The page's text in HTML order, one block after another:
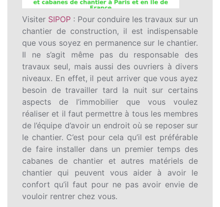
Visiter SIPOP : Pour conduire les travaux sur un
chantier de construction, il est indispensable
que vous soyez en permanence sur le chantier.
Il ne s’agit même pas du responsable des
travaux seul, mais aussi des ouvriers à divers
niveaux. En effet, il peut arriver que vous ayez
besoin de travailler tard la nuit sur certains
aspects de l’immobilier que vous voulez
réaliser et il faut permettre à tous les membres
de l’équipe d’avoir un endroit où se reposer sur
le chantier. C’est pour cela qu’il est préférable
de faire installer dans un premier temps des
cabanes de chantier et autres matériels de
chantier qui peuvent vous aider à avoir le
confort qu’il faut pour ne pas avoir envie de
vouloir rentrer chez vous.